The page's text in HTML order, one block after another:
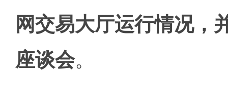
网交易大厅运行情况，
座谈会。